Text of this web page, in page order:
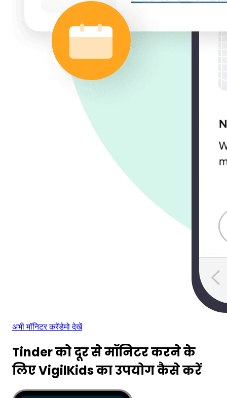
अभी मॉनिटर करेंडेमो देखें
Tinder को दूर से मॉनिटर करने के
लिए VigilKids का उपयोग कैसे करें